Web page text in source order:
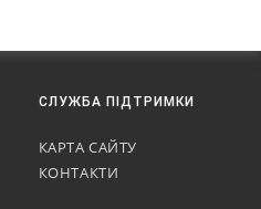
СЛУЖБА ПІДТРИМКИ
КАРТА САЙТУ
КОНТАКТИ